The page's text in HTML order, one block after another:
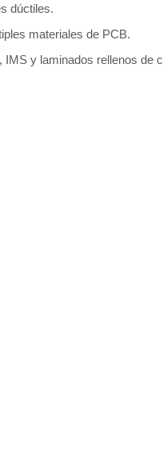
dúctiles.
materiales de PCB.
y laminados rellenos de